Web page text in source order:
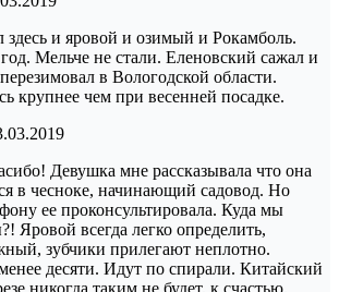
и яровой и озимый и Рокамболь.
Мельче не стали. Еленовский сажал и
в Вологодской области.
крупнее чем при весенней посадке.
Девушка мне рассказывала что она
в чесноке, начинающий садовод. Но
ее проконсультировала. Куда мы
Яровой всегда легко определить,
зубчики прилегают неплотно.
десяти. Идут по спирали. Китайский
никогда таким не будет, к счастью.